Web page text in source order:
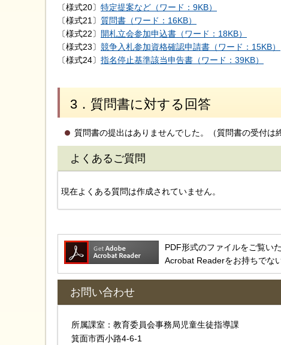
〔様式20〕 特定提案など（ワード：9KB）
〔様式21〕 質問書（ワード：16KB）
〔様式22〕 開札立会参加申込書（ワード：18KB）
〔様式23〕 競争入札参加資格確認申請書（ワード：15KB）
〔様式24〕 指名停止基準該当申告書（ワード：39KB）
3．質問書に対する回答
質問書の提出はありませんでした。（質問書の受付は
よくあるご質問
現在よくある質問は作成されていません。
PDF形式のファイルをご覧い
Acrobat Readerをお持ちでな
お問い合わせ
所属課室：教育委員会事務局児童生徒指導課
箕面市西小路4-6-1